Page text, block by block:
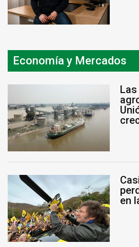
Economía y Mercados
en